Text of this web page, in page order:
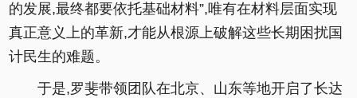
的发展,最终都要依托基础材料”,唯有在材料层面实现
真正意义上的革新,才能从根源上破解这些长期困扰国
计民生的难题。
于是,罗斐带领团队在北京、山东等地开启了长达